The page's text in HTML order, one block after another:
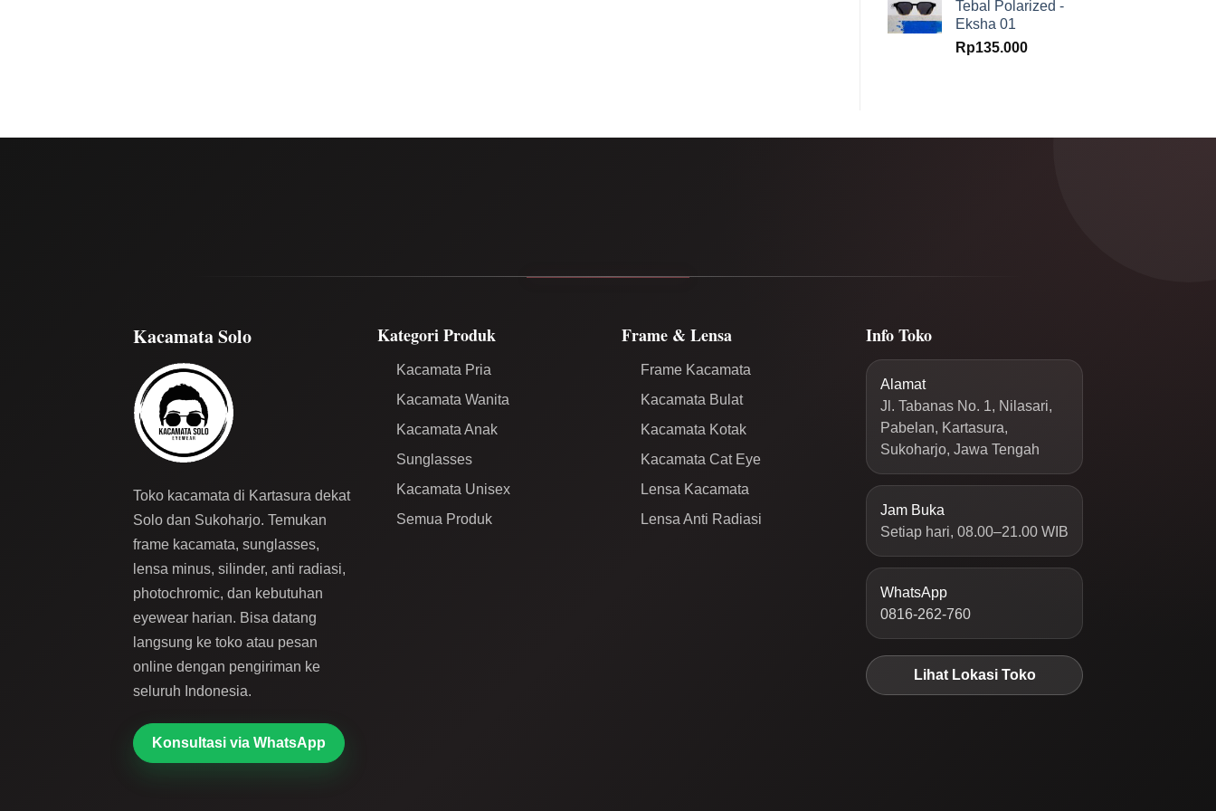
Tebal Polarized -
Eksha 01
Rp135.000
Kacamata Solo
Toko kacamata di Kartasura dekat
Solo dan Sukoharjo. Temukan
frame kacamata, sunglasses,
lensa minus, silinder, anti radiasi,
photochromic, dan kebutuhan
eyewear harian. Bisa datang
langsung ke toko atau pesan
online dengan pengiriman ke
seluruh Indonesia.
Konsultasi via WhatsApp
Kategori Produk
Kacamata Pria
Kacamata Wanita
Kacamata Anak
Sunglasses
Kacamata Unisex
Semua Produk
Frame & Lensa
Frame Kacamata
Kacamata Bulat
Kacamata Kotak
Kacamata Cat Eye
Lensa Kacamata
Lensa Anti Radiasi
Info Toko
Alamat
Jl. Tabanas No. 1, Nilasari,
Pabelan, Kartasura,
Sukoharjo, Jawa Tengah
Jam Buka
Setiap hari, 08.00–21.00 WIB
WhatsApp
0816-262-760
Lihat Lokasi Toko